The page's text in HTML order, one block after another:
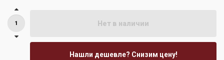
Нет в наличии
Нашли дешевле? Снизим цену!